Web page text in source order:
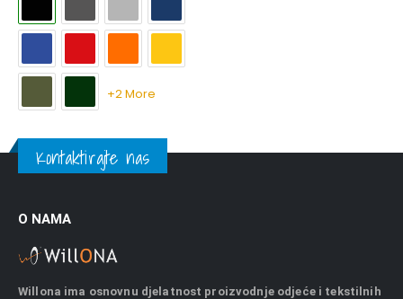
+2 More
Kontaktirajte nas
O NAMA
Willona ima osnovnu djelatnost proizvodnje odjeće i tekstilnih